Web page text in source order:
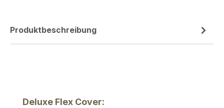
Produktbeschreibung
Produktgalerie überspringen
Deluxe Flex Cover: